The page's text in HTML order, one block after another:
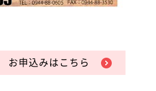
お申込みはこちら